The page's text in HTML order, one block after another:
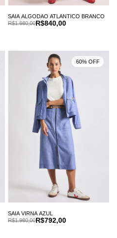
SAIA ALGODAO ATLANTICO BRANCO
R$840,00
R$1.680,00
SAIA VIRNA AZUL
R$792,00
R$1.980,00
60% OFF